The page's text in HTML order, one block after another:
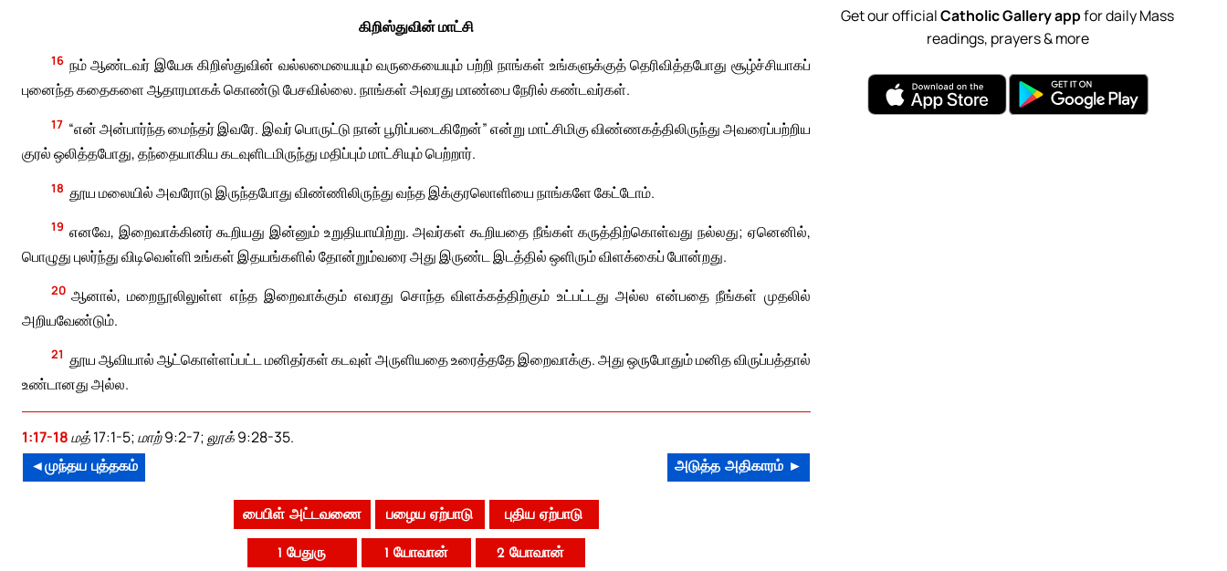
கிறிஸ்துவின் மாட்சி
16 நம் ஆண்டவர் இயேசு கிறிஸ்துவின் வல்லமையையும் வருகையையும் பற்றி நாங்கள் உங்களுக்குத் தெரிவித்தபோது சூழ்ச்சியாகப்
புனைந்த கதைகளை ஆதாரமாகக் கொண்டு பேசவில்லை. நாங்கள் அவரது மாண்பை நேரில் கண்டவர்கள்.
17 “என் அன்பார்ந்த மைந்தர் இவரே. இவர் பொருட்டு நான் பூரிப்படைகிறேன்” என்று மாட்சிமிகு விண்ணகத்திலிருந்து அவரைப்பற்றிய
குரல் ஒலித்தபோது, தந்தையாகிய கடவுளிடமிருந்து மதிப்பும் மாட்சியும் பெற்றார்.
18 தூய மலையில் அவரோடு இருந்தபோது விண்ணிலிருந்து வந்த இக்குரலொளியை நாங்களே கேட்டோம்.
19 எனவே, இறைவாக்கினர் கூறியது இன்னும் உறுதியாயிற்று. அவர்கள் கூறியதை நீங்கள் கருத்திற்கொள்வது நல்லது; ஏனெனில்,
பொழுது புலர்ந்து விடிவெள்ளி உங்கள் இதயங்களில் தோன்றும்வரை அது இருண்ட இடத்தில் ஒளிரும் விளக்கைப் போன்றது.
20 ஆனால், மறைநூலிலுள்ள எந்த இறைவாக்கும் எவரது சொந்த விளக்கத்திற்கும் உட்பட்டது அல்ல என்பதை நீங்கள் முதலில்
அறியவேண்டும்.
21 தூய ஆவியால் ஆட்கொள்ளப்பட்ட மனிதர்கள் கடவுள் அருளியதை உரைத்ததே இறைவாக்கு. அது ஒருபோதும் மனித விருப்பத்தால்
உண்டானது அல்ல.
1:17-18மத் 17:1-5; மாற் 9:2-7; லூக் 9:28-35.
◄முந்தய புத்தகம் அடுத்த அதிகாரம் ►
பைபிள் அட்டவணை பழைய ஏற்பாடு புதிய ஏற்பாடு
1 பேதுரு 1 யோவான் 2 யோவான்
Get our officialCatholic Gallery appfor daily Mass
readings, prayers & more